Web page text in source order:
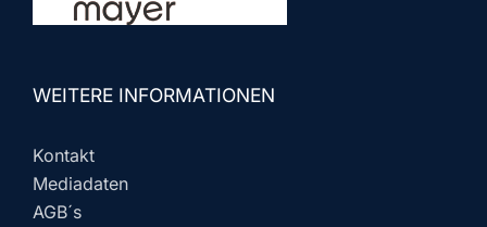
WEITERE INFORMATIONEN
Kontakt
Mediadaten
AGB´s